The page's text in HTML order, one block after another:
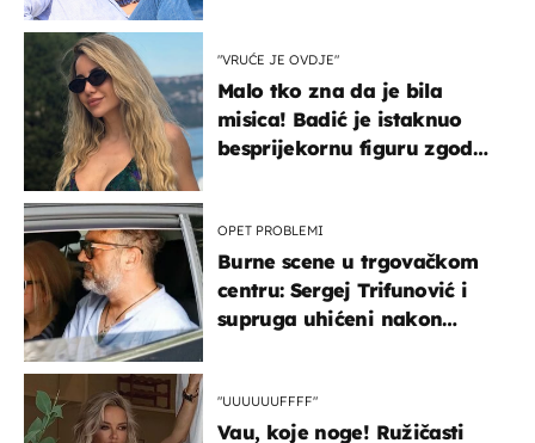
"VRUĆE JE OVDJE"
Malo tko zna da je bila
misica! Badić je istaknuo
besprijekornu figuru zgodne
OPET PROBLEMI
Burne scene u trgovačkom
centru: Sergej Trifunović i
supruga uhićeni nakon
"UUUUUUFFFF"
Vau, koje noge! Ružičasti